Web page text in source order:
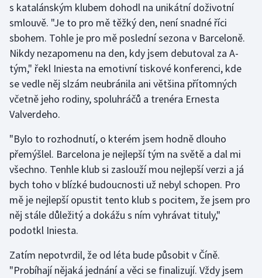
Futsal
Golf
Gymnastika
Házená
Judo
Krasobruslení
Lezení
Moderní pětiboj
s katalánským klubem dohodl na unikátní doživotní
smlouvě. "Je to pro mě těžký den, není snadné říci
sbohem. Tohle je pro mě poslední sezona v Barceloně.
Nikdy nezapomenu na den, kdy jsem debutoval za A-
tým," řekl Iniesta na emotivní tiskové konferenci, kde
se vedle něj slzám neubránila ani většina přítomných
včetně jeho rodiny, spoluhráčů a trenéra Ernesta
Valverdeho.
"Bylo to rozhodnutí, o kterém jsem hodně dlouho
přemýšlel. Barcelona je nejlepší tým na světě a dal mi
všechno. Tenhle klub si zaslouží mou nejlepší verzi a já
bych toho v blízké budoucnosti už nebyl schopen. Pro
mě je nejlepší opustit tento klub s pocitem, že jsem pro
něj stále důležitý a dokážu s ním vyhrávat tituly,"
podotkl Iniesta.
Zatím nepotvrdil, že od léta bude působit v Číně.
"Probíhají nějaká jednání a věci se finalizují. Vždy jsem